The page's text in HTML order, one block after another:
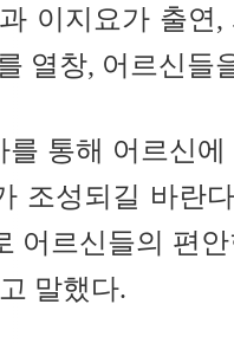
이지요가 출연
열창, 어르신들
를 통해 어르신
조성되길 바란
어르신들의 편
말했다.